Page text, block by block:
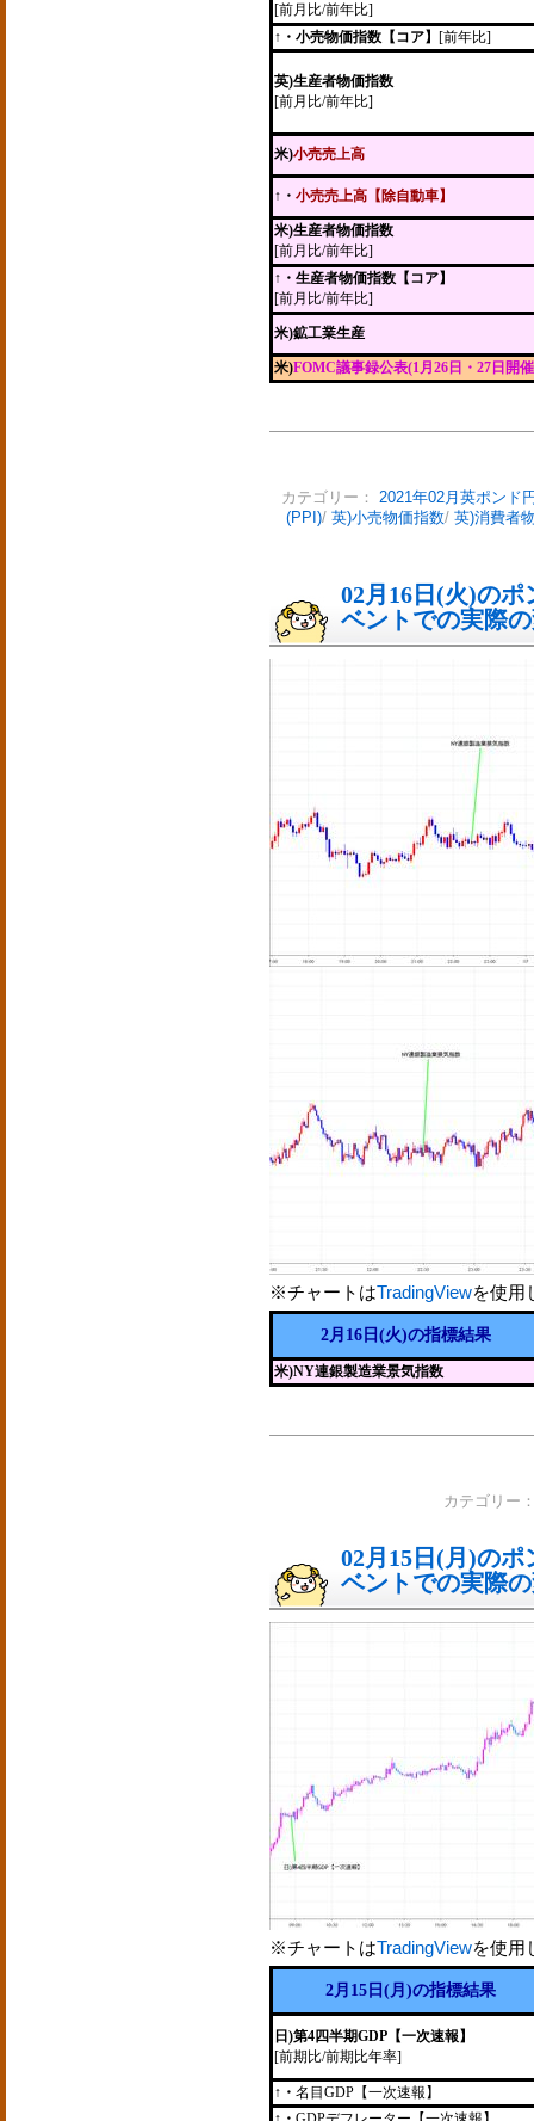
[前月比/前年比]
↑・小売物価指数【コア】 [前年比]
英)生産者物価指数
[前月比/前年比]
米)小売売上高
↑・ 小売売上高【除自動車】
米)生産者物価指数
[前月比/前年比]
↑・生産者物価指数【コア】
[前月比/前年比]
米)鉱工業生産
米)FOMC議事録公表(1月26日・27日開
カテゴリー： 2021年02月英ポンド
(PPI)/ 英)小売物価指数/ 英)消費者
02月16日(火)の
ベントでの実際
※チャートはTradingViewを使用
2月16日(火)の指標結果
米)NY連銀製造業景気指数
カテゴリー
02月15日(月)の
ベントでの実際
※チャートはTradingViewを使用
2月15日(月)の指標結果
日)第4四半期GDP【一次速報】
[前期比/前期比年率]
↑・ 名目GDP【一次速報】